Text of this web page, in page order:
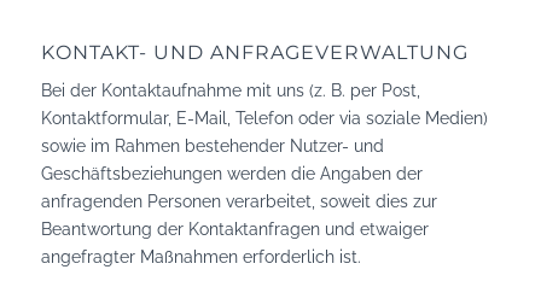
KONTAKT- UND ANFRAGEVERWALTUNG
Bei der Kontaktaufnahme mit uns (z. B. per Post,
Kontaktformular, E-Mail, Telefon oder via soziale Medien)
sowie im Rahmen bestehender Nutzer- und
Geschäftsbeziehungen werden die Angaben der
anfragenden Personen verarbeitet, soweit dies zur
Beantwortung der Kontaktanfragen und etwaiger
angefragter Maßnahmen erforderlich ist.